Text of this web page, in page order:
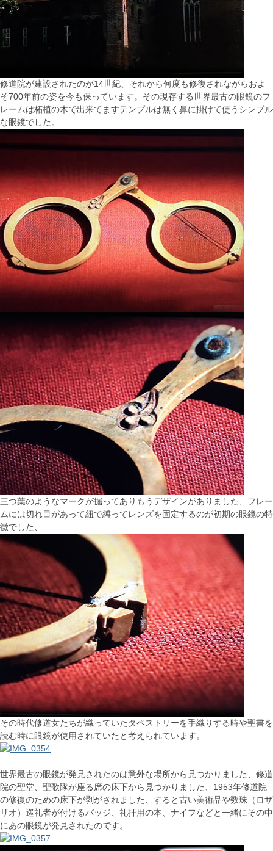
修道院が建設されたのが14世紀、それから何度も修復されながらおよ
そ700年前の姿を今も保っています。その現存する世界最古の眼鏡のフ
レームは柘植の木で出来てますテンプルは無く鼻に掛けて使うシンプル
な眼鏡でした。
三つ葉のようなマークが掘ってありもうデザインがありました、フレー
ムには切れ目があって紐で縛ってレンズを固定するのが初期の眼鏡の特
徴でした、
その時代修道女たちが織っていたタペストリーを手織りする時や聖書を
読む時に眼鏡が使用されていたと考えられています。
世界最古の眼鏡が発見されたのは意外な場所から見つかりました、修道
院の聖堂、聖歌隊が座る席の床下から見つかりました、1953年修道院
の修復のための床下が剥がされました、すると古い美術品や数珠（ロザ
リオ）巡礼者が付けるバッジ、礼拝用の本、ナイフなどと一緒にその中
にあの眼鏡が発見されたのです。